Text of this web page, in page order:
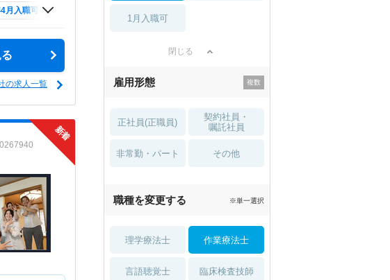
月入職可
の求人一覧
1月入職可
閉じる
雇用形態
正社員(正職員)
契約社員・
嘱託社員
非常勤・パート その他
職種を変更する ※単一選択
理学療法士 作業療法士
言語聴覚士 臨床検査技師